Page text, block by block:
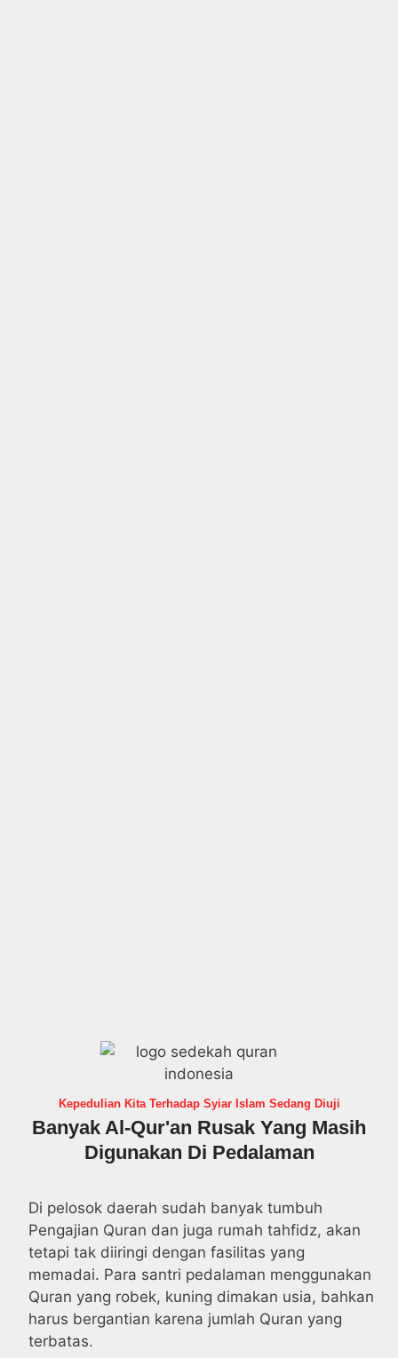
Kepedulian Kita Terhadap Syiar Islam Sedang Diuji
Banyak Al-Qur'an Rusak Yang Masih
Digunakan Di Pedalaman
Di pelosok daerah sudah banyak tumbuh
Pengajian Quran dan juga rumah tahfidz, akan
tetapi tak diiringi dengan fasilitas yang
memadai. Para santri pedalaman menggunakan
Quran yang robek, kuning dimakan usia, bahkan
harus bergantian karena jumlah Quran yang
terbatas.